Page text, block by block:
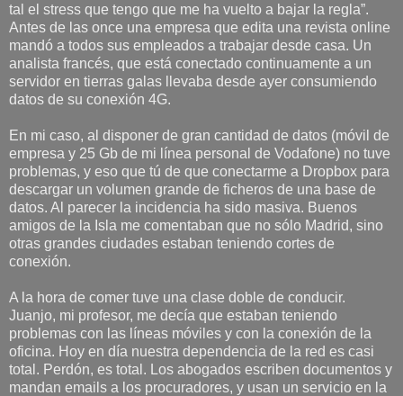
tal el stress que tengo que me ha vuelto a bajar la regla”.
Antes de las once una empresa que edita una revista online
mandó a todos sus empleados a trabajar desde casa. Un
analista francés, que está conectado continuamente a un
servidor en tierras galas llevaba desde ayer consumiendo
datos de su conexión 4G.
En mi caso, al disponer de gran cantidad de datos (móvil de
empresa y 25 Gb de mi línea personal de Vodafone) no tuve
problemas, y eso que tú de que conectarme a Dropbox para
descargar un volumen grande de ficheros de una base de
datos. Al parecer la incidencia ha sido masiva. Buenos
amigos de la Isla me comentaban que no sólo Madrid, sino
otras grandes ciudades estaban teniendo cortes de
conexión.
A la hora de comer tuve una clase doble de conducir.
Juanjo, mi profesor, me decía que estaban teniendo
problemas con las líneas móviles y con la conexión de la
oficina. Hoy en día nuestra dependencia de la red es casi
total. Perdón, es total. Los abogados escriben documentos y
mandan emails a los procuradores, y usan un servicio en la